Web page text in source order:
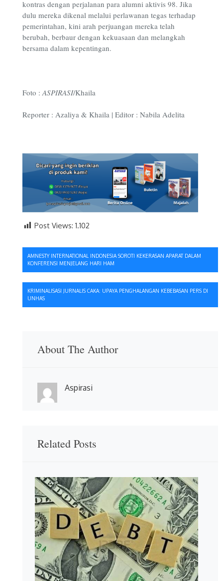
kontras dengan perjalanan para alumni aktivis 98. Jika
dulu mereka dikenal melalui perlawanan tegas terhadap
pemerintahan, kini arah perjuangan mereka telah
berubah, berbaur dengan kekuasaan dan melangkah
bersama dalam kepentingan.
Foto : ASPIRASI/Khaila
Reporter : Azaliya & Khaila | Editor : Nabila Adelita
Post Views: 1.102
Navigasi
pos
AMNESTY INTERNATIONAL INDONESIA SOROTI KEKERASAN APARAT DALAM
KONFERENSI MENJELANG HARI HAM
KRIMINALISASI JURNALIS CAKA: UPAYA PENGHALANGAN KEBEBASAN PERS DI
UNHAS
About The Author
Aspirasi
Related Posts